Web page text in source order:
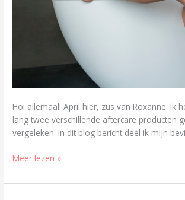
Hoi allemaal! April hier, zus van Roxanne. Ik
lang twee verschillende aftercare producten
vergeleken. In dit blog bericht deel ik mijn
Meer lezen »